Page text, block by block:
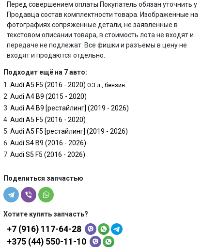
Перед совершением оплаты Покупатель обязан уточнить у
Продавца состав комплектности товара. Изображенные на
фотографиях сопряженные детали, не заявленные в
текстовом описании товара, в стоимость лота не входят и
передаче не подлежат. Все фишки и разъемы в цену не
входят и продаются отдельно.
Подходит ещё на 7 авто:
Audi A5 F5 (2016 - 2020) 0.3 л., бензин
Audi A4 B9 (2015 - 2020)
Audi A4 B9 [рестайлинг] (2019 - 2026)
Audi A5 F5 (2016 - 2020)
Audi A5 F5 [рестайлинг] (2019 - 2026)
Audi S4 B9 (2016 - 2026)
Audi S5 F5 (2016 - 2026)
Поделиться запчастью
Хотите купить запчасть?
+7 (916) 117-64-28
+375 (44) 550-11-10